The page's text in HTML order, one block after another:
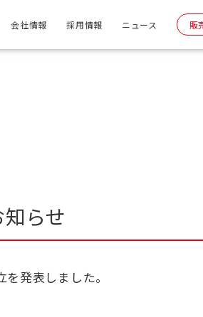
会社情報 採用情報 ニュース 販
らせ
発表しました。